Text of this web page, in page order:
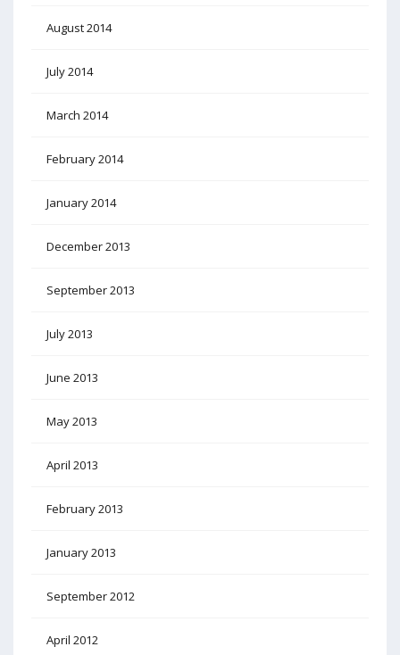
August 2014
July 2014
March 2014
February 2014
January 2014
December 2013
September 2013
July 2013
June 2013
May 2013
April 2013
February 2013
January 2013
September 2012
April 2012